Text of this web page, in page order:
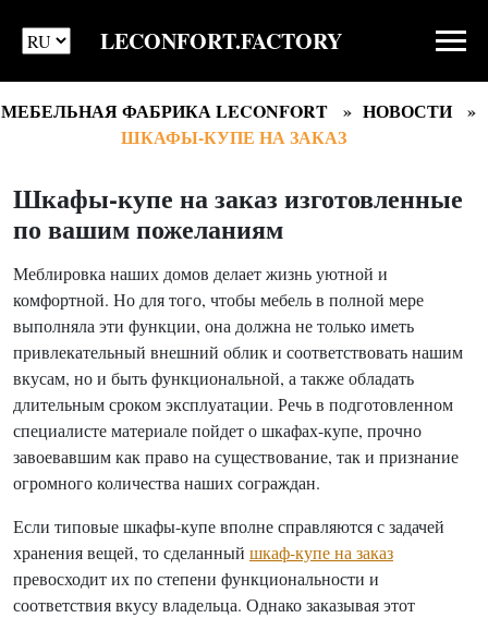
LECONFORT.FACTORY
МЕБЕЛЬНАЯ ФАБРИКА LECONFORT
НОВОСТИ
ШКАФЫ-КУПЕ НА ЗАКАЗ
Шкафы-купе на заказ изготовленные
по вашим пожеланиям
Меблировка наших домов делает жизнь уютной и
комфортной. Но для того, чтобы мебель в полной мере
выполняла эти функции, она должна не только иметь
привлекательный внешний облик и соответствовать нашим
вкусам, но и быть функциональной, а также обладать
длительным сроком эксплуатации. Речь в подготовленном
специалисте материале пойдет о шкафах-купе, прочно
завоевавшим как право на существование, так и признание
огромного количества наших сограждан.
Если типовые шкафы-купе вполне справляются с задачей
хранения вещей, то сделанный шкаф-купе на заказ
превосходит их по степени функциональности и
соответствия вкусу владельца. Однако заказывая этот